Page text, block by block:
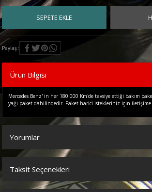
SEPETE EKLE
Paylaş
Ürün Bilgisi
Mercedes Benz' in her 180.000 Km'de tavsiye ettiği bakım
yağı paket dahilindedir. Paket harici istekleriniz için iletişime
Yorumlar
Bu ürüne ilk yorumu siz yapın!
Taksit Seçenekleri